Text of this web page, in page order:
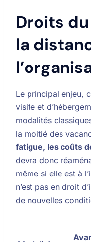
Droits
la
Le principal enjeu,
visite et
modalités
la moitié des
fatigue, les coûts
devra donc
même si elle est à
n’est pas en droit
de nouvelles